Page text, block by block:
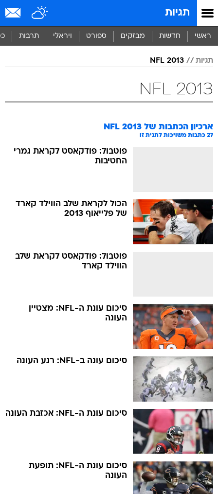
תגיות
ראשי חדשות מבזקים ספורט ויראלי תרבות
תגיות NFL 2013
NFL 2013
ארכיון הכתבות של NFL 2013
27 כתבות משויכות לתגית זו
פוטבול: פודקאסט לקראת גמרי
החטיבות
הכול לקראת שלב הווילד קארד
של פלייאוף 2013
פוטבול: פודקאסט לקראת שלב
הווילד קארד
סיכום עונת ה-NFL: מצטיין
העונה
סיכום עונה ב-NFL: רגע העונה
סיכום עונת ה-NFL: אכזבת העונה
סיכום עונת ה-NFL: תופעת
העונה